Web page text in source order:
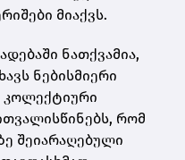
მიაქვს.
ნათქვამია,
ნებისმიერი
კოლექტიური
რომ
შეიარაღებული